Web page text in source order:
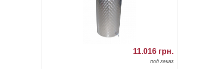
11.016 грн.
под заказ